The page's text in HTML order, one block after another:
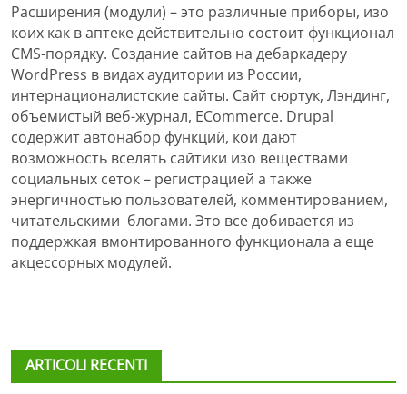
Расширения (модули) – это различные приборы, изо
коих как в аптеке действительно состоит функционал
CMS-порядку. Создание сайтов на дебаркадеру
WordPress в видах аудитории из России,
интернационалистские сайты. Сайт сюртук, Лэндинг,
объемистый веб-журнал, ECommerce. Drupal
содержит автонабор функций, кои дают
возможность вселять сайтики изо веществами
социальных сеток – регистрацией а также
энергичностью пользователей, комментированием,
читательскими блогами. Это все добивается из
поддержкая вмонтированного функционала а еще
акцессорных модулей.
ARTICOLI RECENTI